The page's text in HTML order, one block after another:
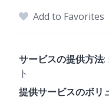
Add to Favorites
サービスの提供方法:
ト
提供サービスのボリ